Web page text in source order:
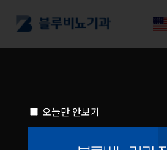
오늘만 안보기